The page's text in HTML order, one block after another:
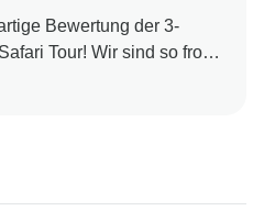
Bewertung der 3-
Tour! Wir sind so froh,
dieser Tour hatten.
das Bungee-Jumping für
großes Lob an alle - wir
unvergessliche